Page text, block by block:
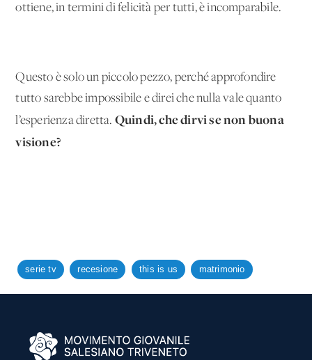
ottiene, in termini di felicità per tutti, è incomparabile.
Questo è solo un piccolo pezzo, perché approfondire
tutto sarebbe impossibile e direi che nulla vale quanto
l’esperienza diretta. Quindi, che dirvi se non buona
visione?
serie tv recesione this is us matrimonio